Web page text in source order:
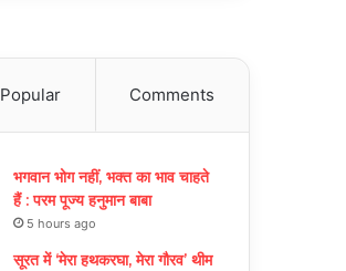
Popular Comments
भगवान भोग नहीं, भक्त का भाव चाहते
हैं : परम पूज्य हनुमान बाबा
5 hours ago
सूरत में ‘मेरा हथकरघा, मेरा गौरव’ थीम